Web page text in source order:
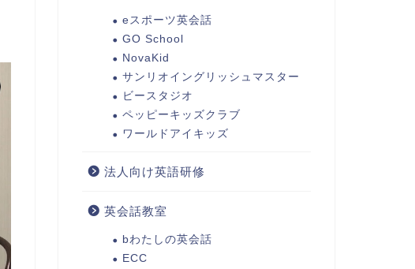
eスポーツ英会話
GO School
NovaKid
サンリオイングリッシュマスター
ビースタジオ
ペッピーキッズクラブ
ワールドアイキッズ
法人向け英語研修
英会話教室
bわたしの英会話
ECC